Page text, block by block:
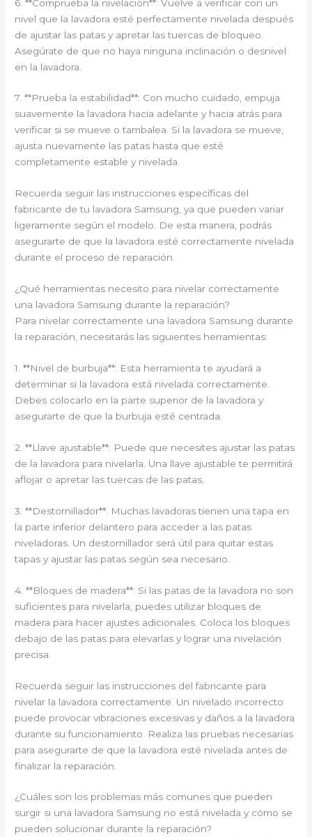
6. **Comprueba la nivelación**: Vuelve a verificar con un
nivel que la lavadora esté perfectamente nivelada después
de ajustar las patas y apretar las tuercas de bloqueo.
Asegúrate de que no haya ninguna inclinación o desnivel
en la lavadora.
7. **Prueba la estabilidad**: Con mucho cuidado, empuja
suavemente la lavadora hacia adelante y hacia atrás para
verificar si se mueve o tambalea. Si la lavadora se mueve,
ajusta nuevamente las patas hasta que esté
completamente estable y nivelada.
Recuerda seguir las instrucciones específicas del
fabricante de tu lavadora Samsung, ya que pueden variar
ligeramente según el modelo. De esta manera, podrás
asegurarte de que la lavadora esté correctamente nivelada
durante el proceso de reparación.
¿Qué herramientas necesito para nivelar correctamente
una lavadora Samsung durante la reparación?
Para nivelar correctamente una lavadora Samsung durante
la reparación, necesitarás las siguientes herramientas:
1. **Nivel de burbuja**: Esta herramienta te ayudará a
determinar si la lavadora está nivelada correctamente.
Debes colocarlo en la parte superior de la lavadora y
asegurarte de que la burbuja esté centrada.
2. **Llave ajustable**: Puede que necesites ajustar las patas
de la lavadora para nivelarla. Una llave ajustable te permitirá
aflojar o apretar las tuercas de las patas.
3. **Destornillador**: Muchas lavadoras tienen una tapa en
la parte inferior delantero para acceder a las patas
niveladoras. Un destornillador será útil para quitar estas
tapas y ajustar las patas según sea necesario.
4. **Bloques de madera**: Si las patas de la lavadora no son
suficientes para nivelarla, puedes utilizar bloques de
madera para hacer ajustes adicionales. Coloca los bloques
debajo de las patas para elevarlas y lograr una nivelación
precisa.
Recuerda seguir las instrucciones del fabricante para
nivelar la lavadora correctamente. Un nivelado incorrecto
puede provocar vibraciones excesivas y daños a la lavadora
durante su funcionamiento. Realiza las pruebas necesarias
para asegurarte de que la lavadora esté nivelada antes de
finalizar la reparación.
¿Cuáles son los problemas más comunes que pueden
surgir si una lavadora Samsung no está nivelada y cómo se
pueden solucionar durante la reparación?